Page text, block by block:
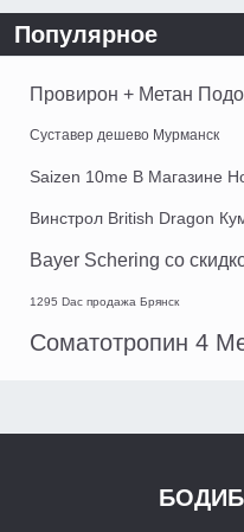
Популярное
Провирон + Метан
Суставер дешево Мурманск
Saizen 10me В Магазине
Винстрол British Dragon
Bayer Schering со
1295 Dac продажа Брянск
Соматотропин 4